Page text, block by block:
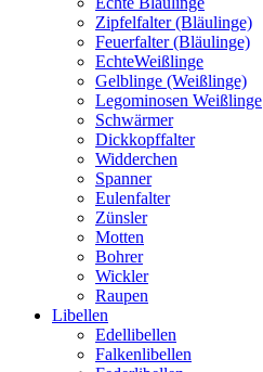
Zipfelfalter (Bläulinge)
Feuerfalter (Bläulinge)
EchteWeißlinge
Gelblinge (Weißlinge)
Legominosen Weißlinge
Schwärmer
Dickkopffalter
Widderchen
Spanner
Eulenfalter
Zünsler
Motten
Bohrer
Wickler
Raupen
Libellen
Edellibellen
Falkenlibellen